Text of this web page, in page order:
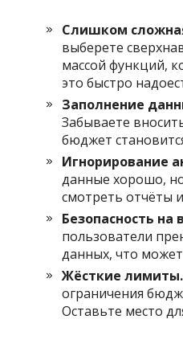
Слишком
выберете
массой функций,
это быстро
Заполнение
Забываете
бюджет
Игнорирование
данные хорошо,
смотреть отчёты
Безопасность на
пользователи
данных, что
Жёсткие лимиты.
ограничения
Оставьте место